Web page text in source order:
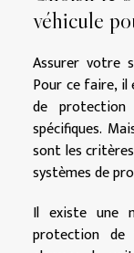
véhicule
Assurer votre
Pour ce faire,
de protection
spécifiques.
sont les
systèmes de
Il existe une
protection de